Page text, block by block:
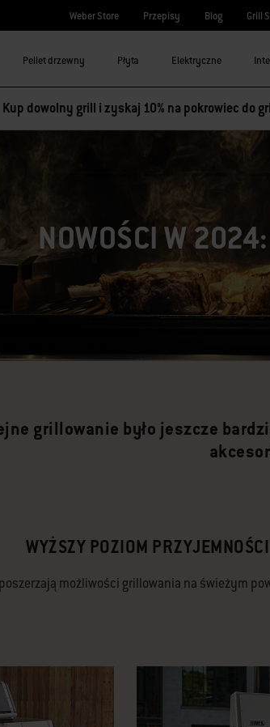
Weber Store Przepisy Blog Grill
Pellet drzewny Płyta Elektryczne
Kup dowolny grill i zyskaj 10% na pokrowiec do
NOWOŚCI W
grillowanie było jeszcze
WYŻSZY POZIOM
możliwości grillowania na świeżym